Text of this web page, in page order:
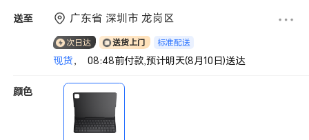
送至 广东省 深圳市 龙岗区
次日达 送货上门 标准配送
现货， 08:48前付款,预计明天(8月10日)送达
颜色